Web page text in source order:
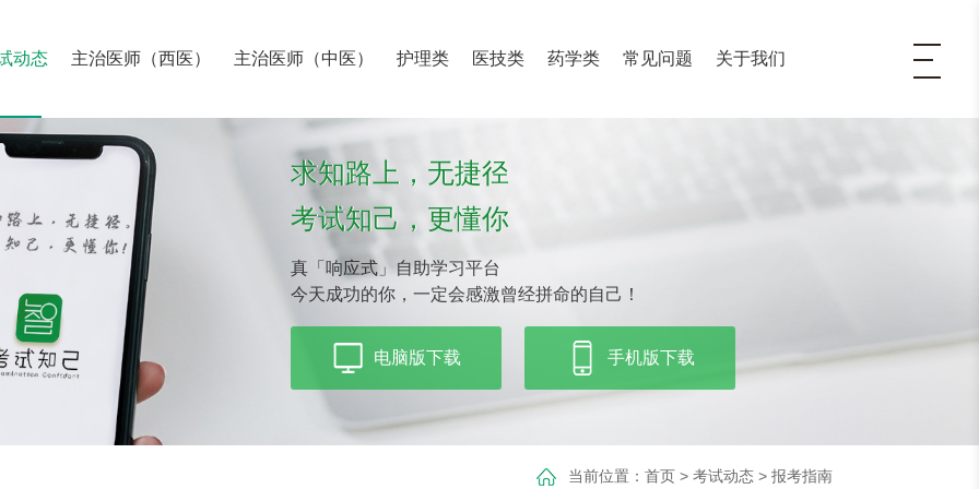
动态 主治医师（西医） 主治医师（中医） 护理类 医技类 药学类 常见问题 关于我们
求知路上，无捷径
考试知己，更懂你
真「响应式」自助学习平台
今天成功的你，一定会感激曾经拼命的自己！
电脑版下载 手机版下载
当前位置： 首页> 考试动态> 报考指南